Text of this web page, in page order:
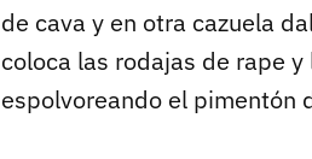
de cava y en otra cazuela
coloca las rodajas de rape
espolvoreando el pimentón